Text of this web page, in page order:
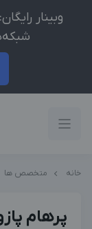
خانه متخصص ها
پرهام